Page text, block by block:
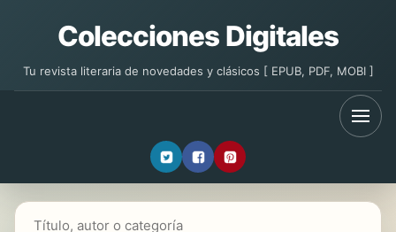
Colecciones Digitales
Tu revista literaria de novedades y clásicos [ EPUB, PDF, MOBI ]